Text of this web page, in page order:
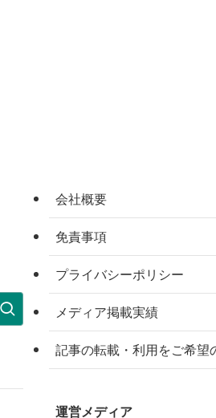
会社概要
免責事項
プライバシーポリシー
メディア掲載実績
記事の転載・利用をご希望
運営メディア